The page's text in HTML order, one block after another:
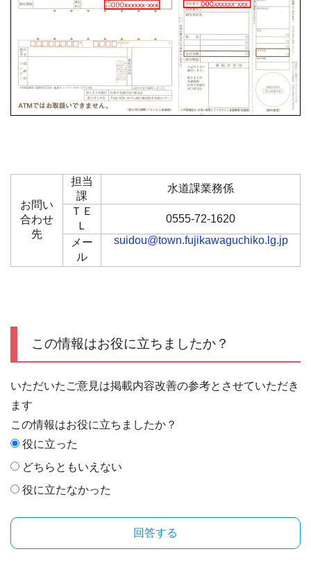
お問い
合わせ
先
担当
課
水道課業務係
ＴＥ
Ｌ
0555-72-1620
メー
ル
suidou@town.fujikawaguchiko.lg.jp
この情報はお役に立ちましたか？
いただいたご意見は掲載内容改善の参考とさせていただき
ます
この情報はお役に立ちましたか？
役に立った
どちらともいえない
役に立たなかった